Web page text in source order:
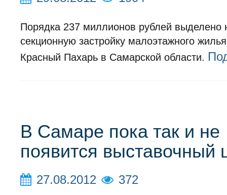
Порядка 237 миллионов рублей выделено
секционную застройку малоэтажного
Красный Пахарь в Самарской области.
В Самаре пока так и не
появится выставочный
27.08.2012 372